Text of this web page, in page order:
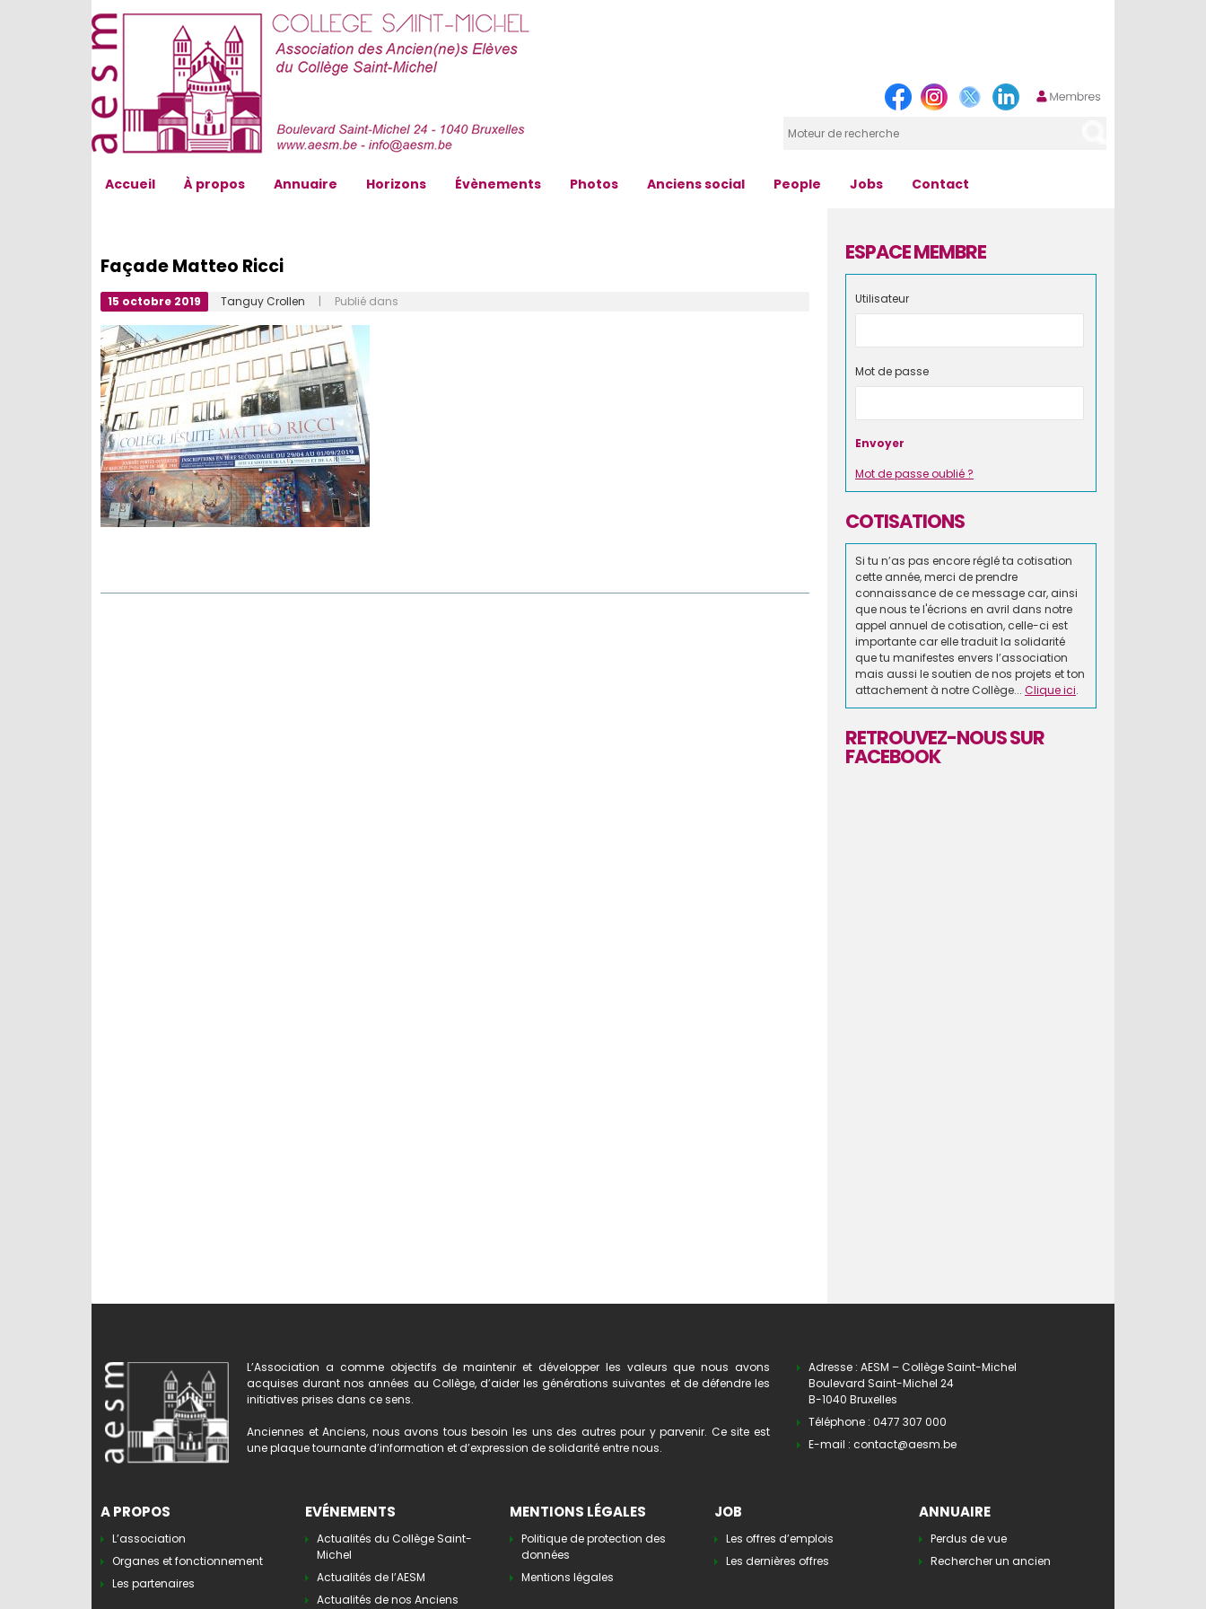
Accueil À propos Annuaire Horizons Évènements Photos Anciens social People Jobs Contact
Façade Matteo Ricci
15 octobre 2019 Tanguy Crollen | Publié dans
ESPACE MEMBRE
Utilisateur
Mot de passe
Mot de passe oublié ?
COTISATIONS
Si tu n’as pas encore réglé ta cotisation
cette année, merci de prendre
connaissance de ce message car, ainsi
que nous te l'écrions en avril dans notre
appel annuel de cotisation, celle-ci est
importante car elle traduit la solidarité
que tu manifestes envers l’association
mais aussi le soutien de nos projets et ton
attachement à notre Collège... Clique ici.
RETROUVEZ-NOUS SUR
FACEBOOK
L’Association a comme objectifs de maintenir et développer les valeurs que nous avons
acquises durant nos années au Collège, d’aider les générations suivantes et de défendre les
initiatives prises dans ce sens.
Anciennes et Anciens, nous avons tous besoin les uns des autres pour y parvenir. Ce site est
une plaque tournante d’information et d’expression de solidarité entre nous.
Adresse : AESM – Collège Saint-Michel
Boulevard Saint-Michel 24
B-1040 Bruxelles
Téléphone : 0477 307 000
E-mail : contact@aesm.be
A PROPOS
L’association
Organes et fonctionnement
Les partenaires
EVÉNEMENTS
Actualités du Collège Saint-
Michel
Actualités de l’AESM
Actualités de nos Anciens
MENTIONS LÉGALES
Politique de protection des
données
Mentions légales
JOB
Les offres d’emplois
Les dernières offres
ANNUAIRE
Perdus de vue
Rechercher un ancien